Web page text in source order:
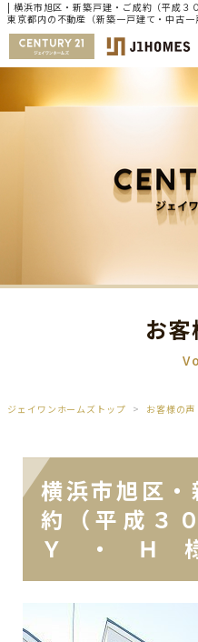
| 横浜市旭区・新築戸建・ご成約（平
東京都内の不動産（新築一戸建て・中古
ー21ジェイワンホームズ
お
ジェイワンホームズトップ お客様の声
横浜市旭区
約（平成３
Ｙ ・ Ｈ